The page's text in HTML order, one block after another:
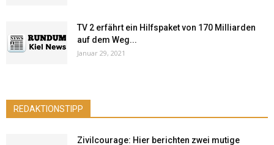
TV 2 erfährt ein Hilfspaket von 170 Milliarden
auf dem Weg...
Januar 29, 2021
REDAKTIONSTIPP
Zivilcourage: Hier berichten zwei mutige